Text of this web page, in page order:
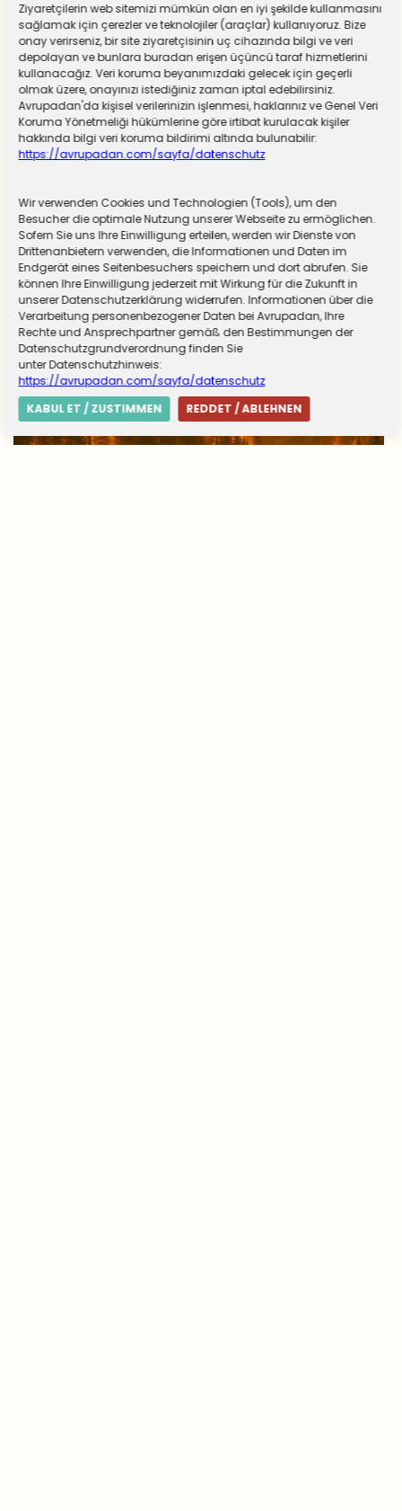
Almanya zorunlu askerliğe hazırlanıyor! Sivil
hizmet için düğmeye basıldı
Ziyaretçilerin web sitemizi mümkün olan en iyi şekilde kullanmasını
sağlamak için çerezler ve teknolojiler (araçlar) kullanıyoruz. Bize
onay verirseniz, bir site ziyaretçisinin uç cihazında bilgi ve veri
depolayan ve bunlara buradan erişen üçüncü taraf hizmetlerini
kullanacağız. Veri koruma beyanımızdaki gelecek için geçerli
olmak üzere, onayınızı istediğiniz zaman iptal edebilirsiniz.
Avrupadan'da kişisel verilerinizin işlenmesi, haklarınız ve Genel Veri
Koruma Yönetmeliği hükümlerine göre irtibat kurulacak kişiler
hakkında bilgi veri koruma bildirimi altında bulunabilir:
https://avrupadan.com/sayfa/datenschutz
Wir verwenden Cookies und Technologien (Tools), um den
Besucher die optimale Nutzung unserer Webseite zu ermöglichen.
Sofern Sie uns Ihre Einwilligung erteilen, werden wir Dienste von
Drittenanbietern verwenden, die Informationen und Daten im
Endgerät eines Seitenbesuchers speichern und dort abrufen. Sie
können Ihre Einwilligung jederzeit mit Wirkung für die Zukunft in
unserer Datenschutzerklärung widerrufen. Informationen über die
Verarbeitung personenbezogener Daten bei Avrupadan, Ihre
Rechte und Ansprechpartner gemäß den Bestimmungen der
Datenschutzgrundverordnung finden Sie
unter Datenschutzhinweis:
https://avrupadan.com/sayfa/datenschutz
KABUL ET / ZUSTIMMEN
REDDET / ABLEHNEN